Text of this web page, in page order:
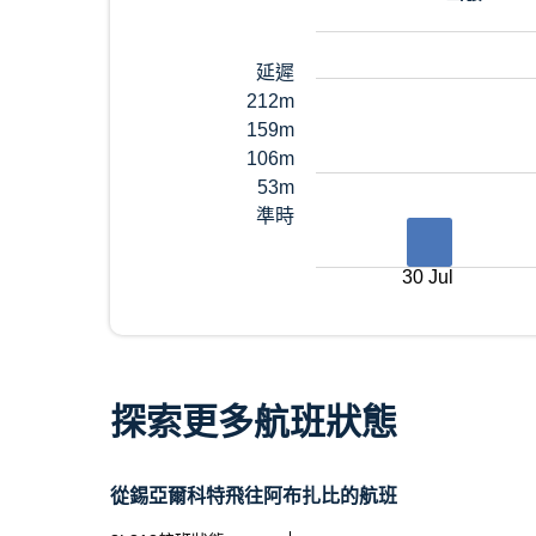
延遲
212m
159m
106m
53m
準時
30 Jul
探索更多航班狀態
從錫亞爾科特飛往阿布扎比的航班